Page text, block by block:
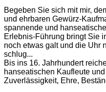
Begeben Sie sich mit mir,
und ehrbaren Gewürz-
spannende und
Erlebnis-Führung bringt Sie
noch etwas galt und die Uhr
schlug...
Bis ins 16. Jahrhundert
hanseatischen Kaufleute
Zuverlässigkeit, Ehre,